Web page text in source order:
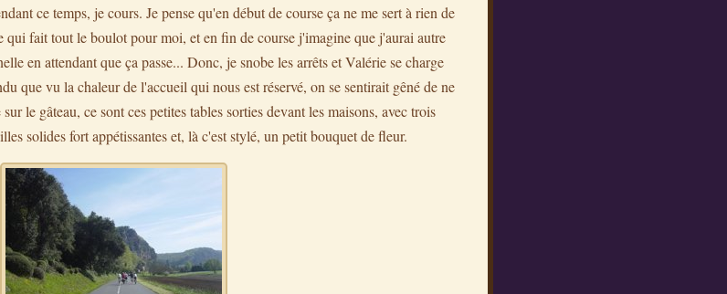
ce temps, je cours. Je pense qu'en début de course ça ne me sert à rien de
qui fait tout le boulot pour moi, et en fin de course j'imagine que j'aurai autre
en attendant que ça passe... Donc, je snobe les arrêts et Valérie se charge
que vu la chaleur de l'accueil qui nous est réservé, on se sentirait gêné de ne
le gâteau, ce sont ces petites tables sorties devant les maisons, avec trois
solides fort appétissantes et, là c'est stylé, un petit bouquet de fleur.